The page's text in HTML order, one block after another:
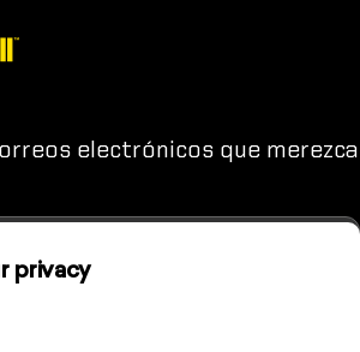
privacy
electrónicos que merezca